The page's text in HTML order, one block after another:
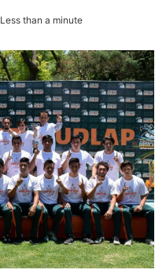
Less than a minute